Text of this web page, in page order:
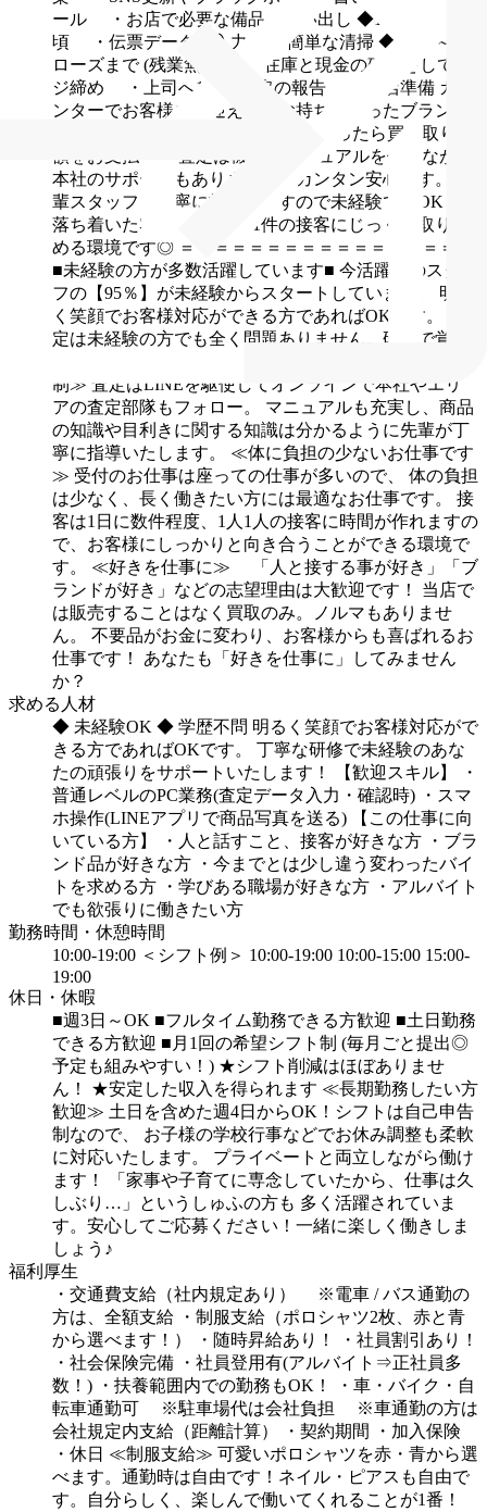
ール
・お店で必要な備品の買い出し ◆18:00～19:00
頃
・伝票データの入力 ・簡単な清掃 ◆19:00～ク
ローズまで (残業無し)
・在庫と現金の確認をしてレ
ジ締め
・上司へ1日の買取の報告 ・閉店準備 カウ
ンターでお客様をお迎えし、お持ちになったブランド
成約になったら買い取り金
額をお支払い。
査定は機械やマニュアルを使いながら
本社のサポートもありますのでカンタン安心です。
輩スタッフも丁寧に指導しますので未経験でもOK！
落ち着いた雰囲気で、1件1件の接客にじっくり取り組
める環境です◎ ＝＝＝＝＝＝＝＝＝＝＝＝＝＝＝＝＝
■未経験の方が多数活躍しています■ 今活躍中のスタッ
フの【95％】が未経験からスタートしています。
明る
く笑顔でお客様対応ができる方であればOKです。
定は未経験の方でも全く問題ありません。研修で覚え
制≫ 査定はLINEを駆使してオンラインで本社やエリ
アの査定部隊もフォロー。
マニュアルも充実し、商品
の知識や目利きに関する知識は分かるように先輩が丁
寧に指導いたします。
≪体に負担の少ないお仕事です
≫ 受付のお仕事は座っての仕事が多いので、
体の負担
は少なく、長く働きたい方には最適なお仕事です。
接
客は1日に数件程度、1人1人の接客に時間が作れますの
で、お客様にしっかりと向き合うことができる環境で
す。
≪好きを仕事に≫
「人と接する事が好き」「ブ
ランドが好き」などの志望理由は大歓迎です！
当店で
は販売することはなく買取のみ。ノルマもありませ
ん。
不要品がお金に変わり、お客様からも喜ばれるお
仕事です！
あなたも「好きを仕事に」してみません
か？
求める人材
◆ 未経験OK ◆ 学歴不問 明るく笑顔でお客様対応がで
きる方であればOKです。
丁寧な研修で未経験のあな
たの頑張りをサポートいたします！
【歓迎スキル】
・
普通レベルのPC業務(査定データ入力・確認時)
・スマ
ホ操作(LINEアプリで商品写真を送る)
【この仕事に向
いている方】
・人と話すこと、接客が好きな方
・ブラ
ンド品が好きな方
・今までとは少し違う変わったバイ
トを求める方
・学びある職場が好きな方
・アルバイト
でも欲張りに働きたい方
勤務時間・休憩時間
10:00-19:00 ＜シフト例＞ 10:00-19:00 10:00-15:00 15:00-
19:00
休日・休暇
■週3日～OK ■フルタイム勤務できる方歓迎 ■土日勤務
できる方歓迎 ■月1回の希望シフト制 (毎月ごと提出◎
予定も組みやすい！) ★シフト削減はほぼありませ
ん！
★安定した収入を得られます ≪長期勤務したい方
歓迎≫ 土日を含めた週4日からOK！シフトは自己申告
制なので、
お子様の学校行事などでお休み調整も柔軟
に対応いたします。
プライベートと両立しながら働け
ます！
「家事や子育てに専念していたから、仕事は久
しぶり…」というしゅふの方も 多く活躍されていま
す。安心してご応募ください！一緒に楽しく働きしま
しょう♪
福利厚生
・交通費支給（社内規定あり）
※電車 / バス通勤の
方は、全額支給
・制服支給（ポロシャツ2枚、赤と青
から選べます！）
・随時昇給あり！
・社員割引あり！
・社会保険完備
・社員登用有(アルバイト⇒正社員多
数！)
・扶養範囲内での勤務もOK！
・車・バイク・自
転車通勤可
※駐車場代は会社負担
※車通勤の方は
会社規定内支給（距離計算）
・契約期間
・加入保険
・休日 ≪制服支給≫ 可愛いポロシャツを赤・青から選
べます。通勤時は自由です！ネイル・ピアスも自由で
す。自分らしく、楽しんで働いてくれることが1番！